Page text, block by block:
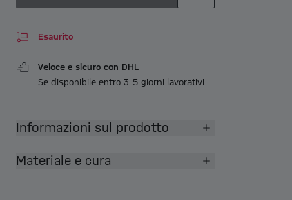
Esaurito
Veloce e sicuro con DHL
Se disponibile entro 3-5 giorni lavorativi
Informazioni sul prodotto
Materiale e cura